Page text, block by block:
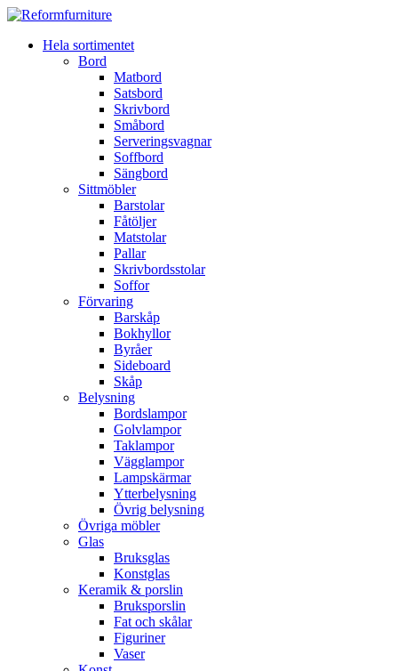
Hela sortimentet
Bord
Matbord
Satsbord
Skrivbord
Småbord
Serveringsvagnar
Soffbord
Sängbord
Sittmöbler
Barstolar
Fåtöljer
Matstolar
Pallar
Skrivbordsstolar
Soffor
Förvaring
Barskåp
Bokhyllor
Byråer
Sideboard
Skåp
Belysning
Bordslampor
Golvlampor
Taklampor
Vägglampor
Lampskärmar
Ytterbelysning
Övrig belysning
Övriga möbler
Glas
Bruksglas
Konstglas
Keramik & porslin
Bruksporslin
Fat och skålar
Figuriner
Vaser